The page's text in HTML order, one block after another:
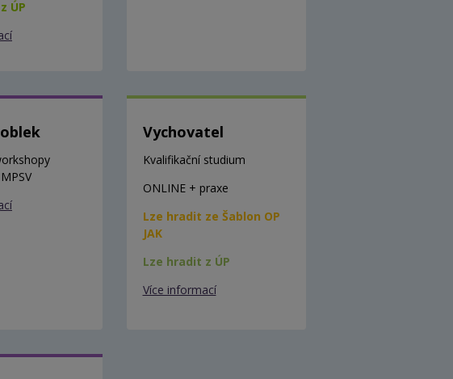
ÚP
Vychovatel
Kvalifikační studium
ONLINE + praxe
Lze hradit ze Šablon OP
JAK
Lze hradit z ÚP
Více informací